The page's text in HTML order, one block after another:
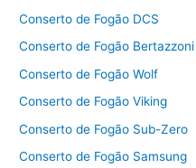
Conserto de Fogão DCS
Conserto de Fogão Bertazzoni
Conserto de Fogão Wolf
Conserto de Fogão Viking
Conserto de Fogão Sub-Zero
Conserto de Fogão Samsung